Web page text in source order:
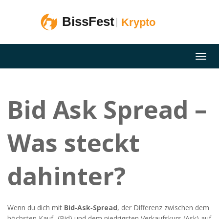
Bid Ask Spread –
Was steckt
dahinter?
Wenn du dich mit Bid‑Ask‑Spread, der Differenz zwischen dem